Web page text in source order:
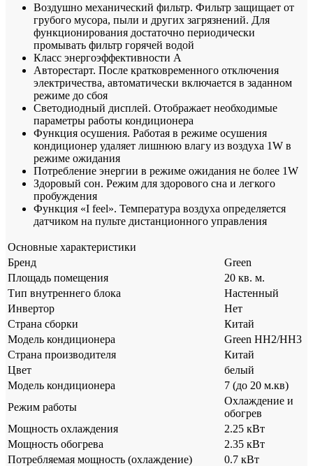
Воздушно механический фильтр. Фильтр защищает от
грубого мусора, пыли и других загрязнений. Для
функционирования достаточно периодически
промывать фильтр горячей водой
Класс энергоэффективности А
Авторестарт. После кратковременного отключения
электричества, автоматически включается в заданном
режиме до сбоя
Светодиодный дисплей. Отображает необходимые
параметры работы кондиционера
Функция осушения. Работая в режиме осушения
кондиционер удаляет лишнюю влагу из воздуха 1W в
режиме ожидания
Потребление энергии в режиме ожидания не более 1W
Здоровый сон. Режим для здорового сна и легкого
пробуждения
Функция «I feel». Температура воздуха определяется
датчиком на пульте дистанционного управления
Основные характеристики
Бренд
Green
Площадь помещения
20 кв. м.
Тип внутреннего блока
Настенный
Инвертор
Нет
Страна сборки
Китай
Модель кондиционера
Green HH2/HH3
Страна производителя
Китай
Цвет
белый
Модель кондиционера
7 (до 20 м.кв)
Режим работы
Охлаждение и
обогрев
Мощность охлаждения
2.25 кВт
Мощность обогрева
2.35 кВт
Потребляемая мощность (охлаждение)
0.7 кВт